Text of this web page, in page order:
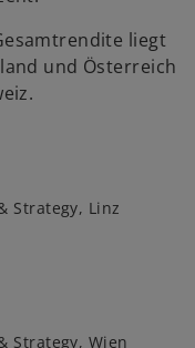
liegt
und Österreich
Strategy, Linz
Strategy, Wien